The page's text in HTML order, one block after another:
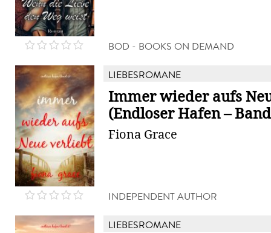
BOD - BOOKS ON DEMAND
LIEBESROMANE
Immer wieder aufs
(Endloser Hafen –
Fiona Grace
INDEPENDENT AUTHOR
LIEBESROMANE